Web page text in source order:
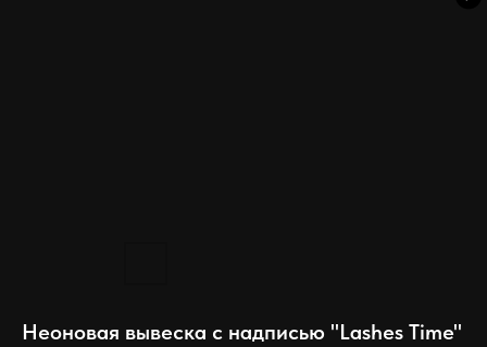
Неоновая вывеска с надписью "Lashes Time"